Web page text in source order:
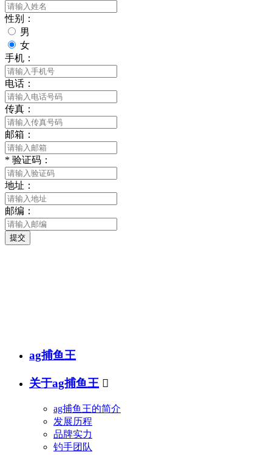
性别：
男
女
手机：
电话：
传真：
邮箱：
* 验证码：
地址：
邮编：
提交
ag捕鱼王
关于ag捕鱼王 
ag捕鱼王的简介
发展历程
品牌实力
钓手团队